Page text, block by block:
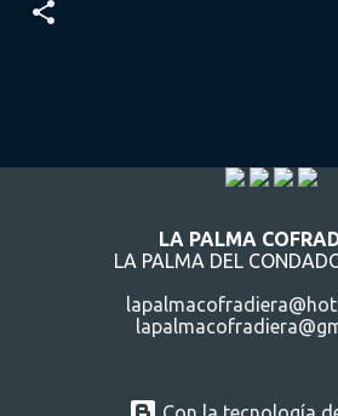
LA PALMA
LA PALMA DEL